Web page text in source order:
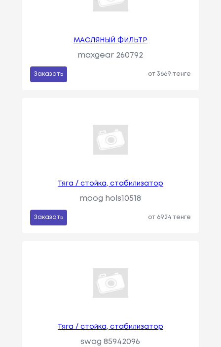
МАСЛЯНЫЙ ФИЛЬТР
maxgear 260792
Заказать от 3669 тенге
Тяга / стойка, стабилизатор
moog hols10518
Заказать от 6924 тенге
Тяга / стойка, стабилизатор
swag 85942096